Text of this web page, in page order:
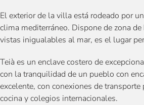
El exterior de la villa está rodeado por
clima mediterráneo. Dispone de zona
vistas inigualables al mar, es el lugar
Teià es un enclave costero de
con la tranquilidad de un pueblo con
excelente, con conexiones de
cocina y colegios internacionales.